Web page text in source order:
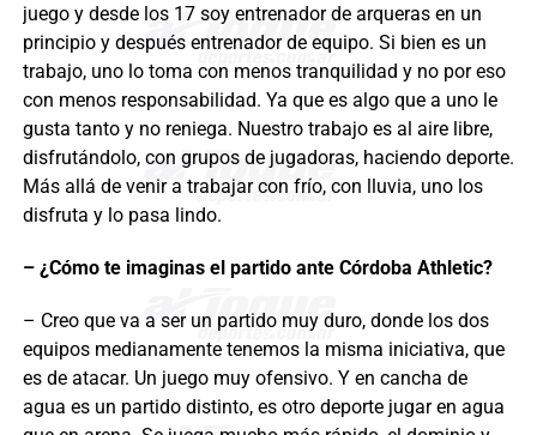
juego y desde los 17 soy entrenador de arqueras en un
principio y después entrenador de equipo. Si bien es un
trabajo, uno lo toma con menos tranquilidad y no por eso
con menos responsabilidad. Ya que es algo que a uno le
gusta tanto y no reniega. Nuestro trabajo es al aire libre,
disfrutándolo, con grupos de jugadoras, haciendo deporte.
Más allá de venir a trabajar con frío, con lluvia, uno los
disfruta y lo pasa lindo.
– ¿Cómo te imaginas el partido ante Córdoba Athletic?
– Creo que va a ser un partido muy duro, donde los dos
equipos medianamente tenemos la misma iniciativa, que
es de atacar. Un juego muy ofensivo. Y en cancha de
agua es un partido distinto, es otro deporte jugar en agua